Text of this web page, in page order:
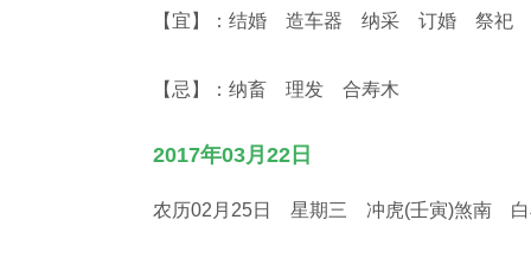
【宜】：结婚 造车器 纳采 订婚 祭
【忌】：纳畜 理发 合寿木
2017年03月22日
农历02月25日 星期三 冲虎(壬寅)煞南 白